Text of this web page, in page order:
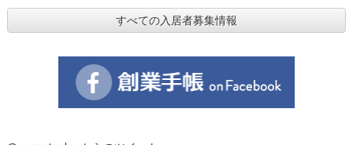
すべての入居者募集情報